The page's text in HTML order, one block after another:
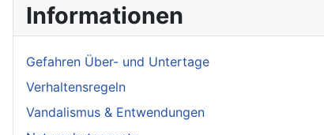
Informationen
Gefahren Über- und Untertage
Verhaltensregeln
Vandalismus & Entwendungen